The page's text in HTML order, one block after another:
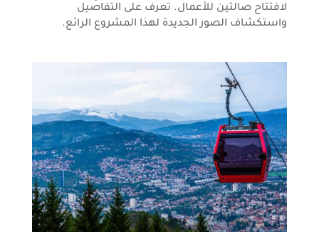
لافتتاح صالتين للأعمال. تعرف على التفاصيل
واستكشاف الصور الجديدة لهذا المشروع الرائع.